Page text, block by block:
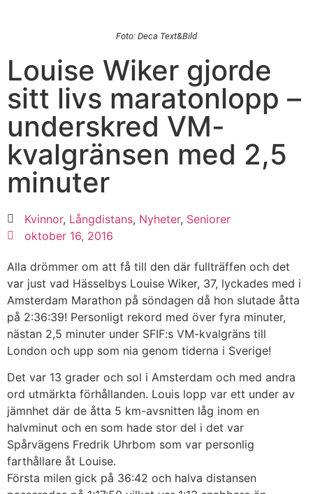
Foto: Deca Text&Bild
Louise Wiker gjorde
sitt livs maratonlopp –
underskred VM-
kvalgränsen med 2,5
minuter
Kvinnor, Långdistans, Nyheter, Seniorer
oktober 16, 2016
Alla drömmer om att få till den där fullträffen och det
var just vad Hässelbys Louise Wiker, 37, lyckades med i
Amsterdam Marathon på söndagen då hon slutade åtta
på 2:36:39! Personligt rekord med över fyra minuter,
nästan 2,5 minuter under SFIF:s VM-kvalgräns till
London och upp som nia genom tiderna i Sverige!
Det var 13 grader och sol i Amsterdam och med andra
ord utmärkta förhållanden. Louis lopp var ett under av
jämnhet där de åtta 5 km-avsnitten låg inom en
halvminut och en som hade stor del i det var
Spårvägens Fredrik Uhrbom som var personlig
farthållare åt Louise.
Första milen gick på 36:42 och halva distansen